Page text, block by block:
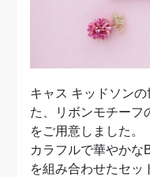
キャス キッドソン
た、リボンモチーフ
をご用意しました。
カラフルで華やかな
を組み合わせたセッ